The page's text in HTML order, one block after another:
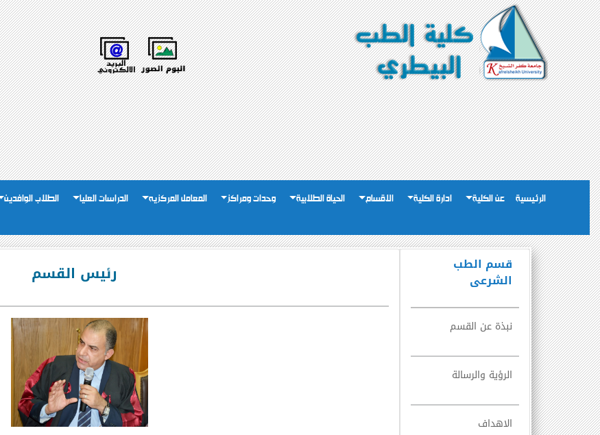
الرئيسية عن الكلية ادارة الكلية الاقسام الحياة الطلابية وحدات ومراكز المعامل المركزيه الدراسات العليا الطلاب الوافدين
قسم الطب
الشرعى
نبذة عن القسم
الرؤية والرسالة
الاهداف
رئيس القسم